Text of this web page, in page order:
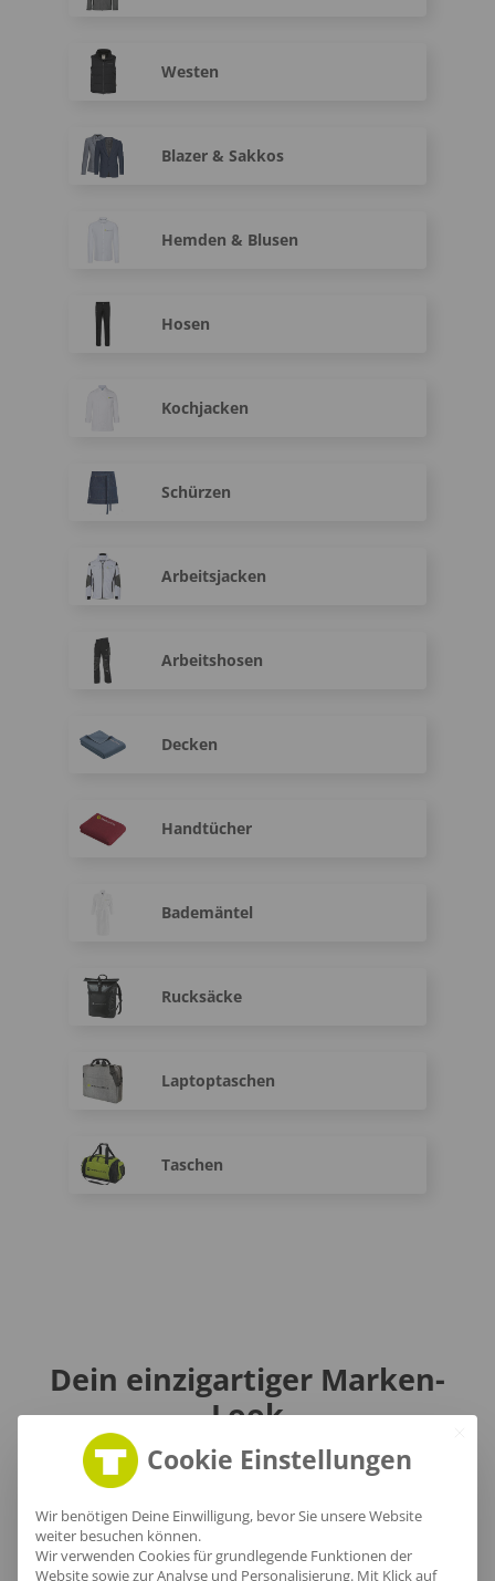
Westen
Blazer & Sakkos
Hemden & Blusen
Hosen
Kochjacken
Schürzen
Arbeitsjacken
Arbeitshosen
Decken
Handtücher
Bademäntel
Rucksäcke
Laptoptaschen
Taschen
Dein einzigartiger Marken-
Look
in Remscheid mit
Cookie Einstellungen
Wir benötigen Deine Einwilligung, bevor Sie unsere Website
weiter besuchen können.
Wir verwenden Cookies für grundlegende Funktionen der
Website sowie zur Analyse und Personalisierung. Mit Klick auf